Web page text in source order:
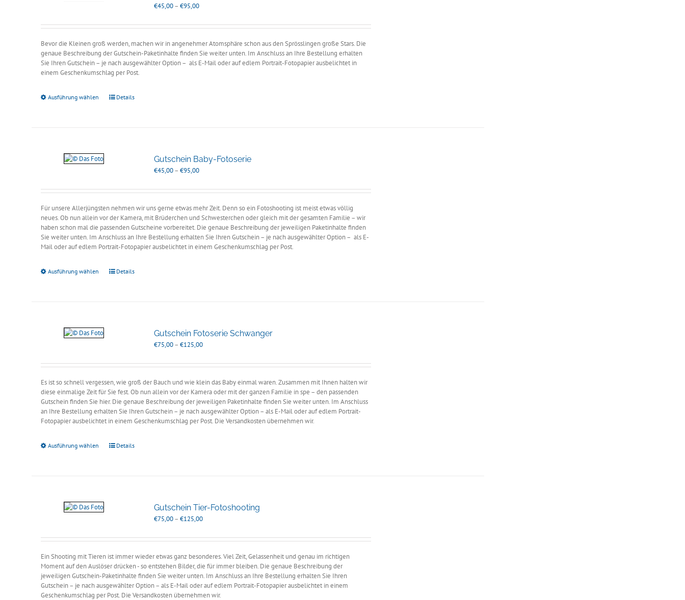
€45,00– €95,00Preisspanne:
bis
Bevor die Kleinen groß werden, machen wir in angenehmer Atomsphäre schon aus den Sprösslingen große Stars. Die
genaue Beschreibung der Gutschein-Paketinhalte finden Sie weiter unten. Im Anschluss an Ihre Bestellung erhalten
Sie Ihren Gutschein – je nach ausgewählter Option – als E-Mail oder auf edlem Portrait-Fotopapier ausbelichtet in
einem Geschenkumschlag per Post.
Ausführung wählen Details
Gutschein Baby-Fotoserie
€45,00– €95,00Preisspanne:
bis
Für unsere Allerjüngsten nehmen wir uns gerne etwas mehr Zeit. Denn so ein Fotoshooting ist meist etwas völlig
neues. Ob nun allein vor der Kamera, mit Brüderchen und Schwesterchen oder gleich mit der gesamten Familie – wir
haben schon mal die passenden Gutscheine vorbereitet. Die genaue Beschreibung der jeweiligen Paketinhalte finden
Sie weiter unten. Im Anschluss an Ihre Bestellung erhalten Sie Ihren Gutschein – je nach ausgewählter Option – als E-
Mail oder auf edlem Portrait-Fotopapier ausbelichtet in einem Geschenkumschlag per Post.
Ausführung wählen Details
Gutschein Fotoserie Schwanger
€75,00– €125,00Preisspanne:
bis
Es ist so schnell vergessen, wie groß der Bauch und wie klein das Baby einmal waren. Zusammen mit Ihnen halten wir
diese einmalige Zeit für Sie fest. Ob nun allein vor der Kamera oder mit der ganzen Familie in spe – den passenden
Gutschein finden Sie hier. Die genaue Beschreibung der jeweiligen Paketinhalte finden Sie weiter unten. Im Anschluss
an Ihre Bestellung erhalten Sie Ihren Gutschein – je nach ausgewählter Option – als E-Mail oder auf edlem Portrait-
Fotopapier ausbelichtet in einem Geschenkumschlag per Post. Die Versandkosten übernehmen wir.
Ausführung wählen Details
Gutschein Tier-Fotoshooting
€75,00– €125,00Preisspanne:
bis
Ein Shooting mit Tieren ist immer wieder etwas ganz besonderes. Viel Zeit, Gelassenheit und genau im richtigen
Moment auf den Auslöser drücken - so entstehen Bilder, die für immer bleiben. Die genaue Beschreibung der
jeweiligen Gutschein-Paketinhalte finden Sie weiter unten. Im Anschluss an Ihre Bestellung erhalten Sie Ihren
Gutschein – je nach ausgewählter Option – als E-Mail oder auf edlem Portrait-Fotopapier ausbelichtet in einem
Geschenkumschlag per Post. Die Versandkosten übernehmen wir.